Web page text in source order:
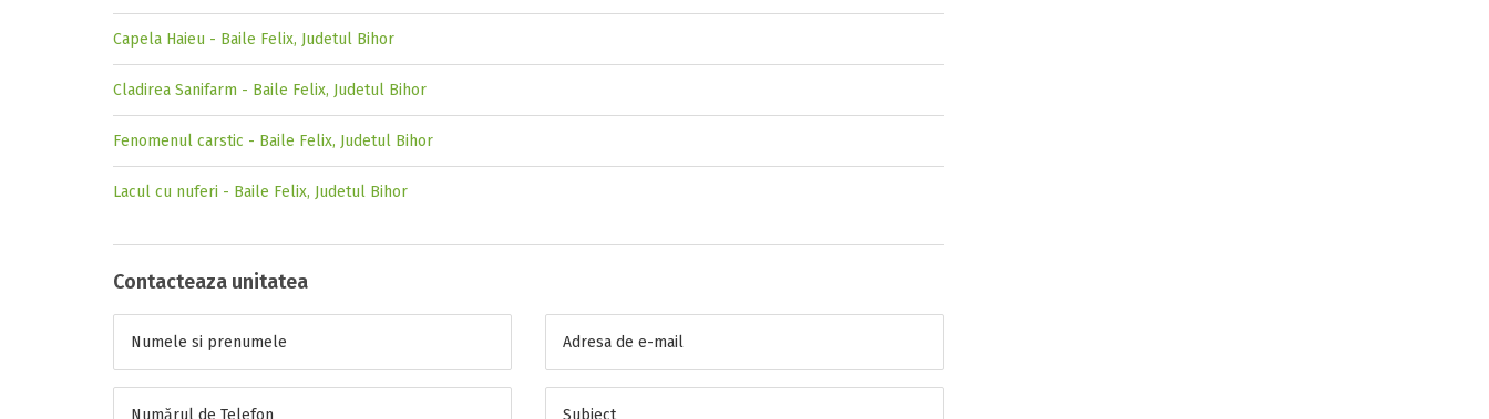
Capela Haieu - Baile Felix, Judetul Bihor
Cladirea Sanifarm - Baile Felix, Judetul Bihor
Fenomenul carstic - Baile Felix, Judetul Bihor
Lacul cu nuferi - Baile Felix, Judetul Bihor
Contacteaza unitatea